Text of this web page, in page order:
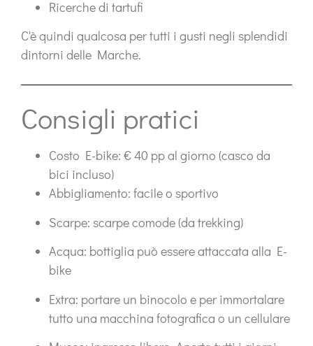
Ricerche di tartufi
C'è quindi qualcosa per tutti i gusti negli splendidi
dintorni delle Marche.
Consigli pratici
Costo E-bike: € 40 pp al giorno (casco da
bici incluso)
Abbigliamento: facile o sportivo
Scarpe: scarpe comode (da trekking)
Acqua: bottiglia può essere attaccata alla E-
bike
Extra: portare un binocolo e per immortalare
tutto una macchina fotografica o un cellulare